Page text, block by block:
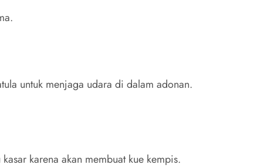
untuk menjaga udara di dalam adonan.
karena akan membuat kue kempis.